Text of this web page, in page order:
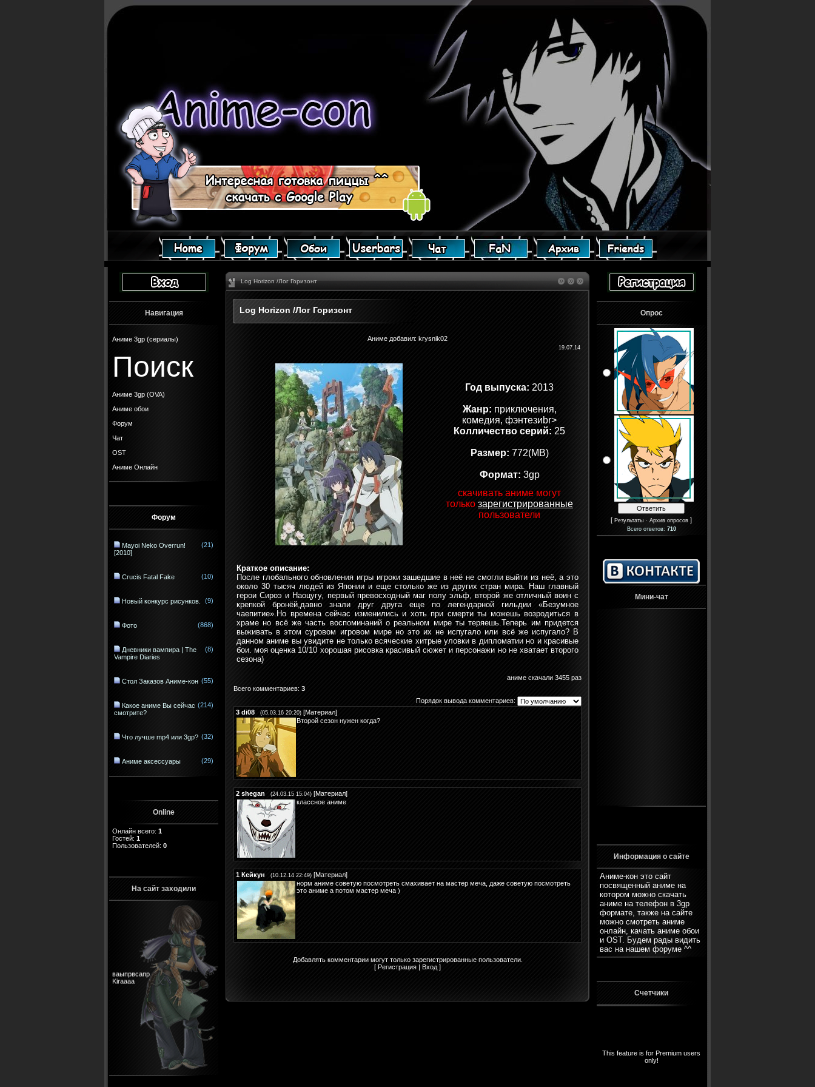
Навигация
Аниме 3gp (сериалы)
Поиск
Аниме 3gp (OVA)
Аниме обои
Форум
Чат
OST
Аниме Онлайн
Форум
Mayoi Neko Overrun!
[2010]
(21)
Crucis Fatal Fake (10)
Новый конкурс рисунков. (9)
Фото (868)
Дневники вампира | The
Vampire Diaries
(8)
Стол Заказов Аниме-кон (55)
Какое аниме Вы сейчас
смотрите?
(214)
Что лучше mp4 или 3gp? (32)
Аниме аксессуары (29)
Online
Онлайн всего: 1
Гостей: 1
Пользователей: 0
На сайт заходили
ваыпрвсапр
Kiraaaa
Log Horizon /Лог Горизонт
Log Horizon /Лог Горизонт
Аниме добавил: krysnik02
19.07.14
Год выпуска: 2013
Жанр: приключения,
комедия, фэнтезиbr>
Колличество серий: 25
Размер: 772(MB)
Формат: 3gp
скачивать аниме могут
только зарегистрированные
пользователи
Краткое описание:
После глобального обновления игры игроки зашедшие в неё не смогли выйти из неё, а это
около 30 тысяч людей из Японии и еще столько же из других стран мира. Наш главный
герои Сироэ и Наоцугу, первый превосходный маг полу эльф, второй же отличный воин с
крепкой бронёй,давно знали друг друга еще по легендарной гильдии «Безумное
чаепитие».Но времена сейчас изменились и хоть при смерти ты можешь возродиться в
храме но всё же часть воспоминаний о реальном мире ты теряешь.Теперь им придется
выживать в этом суровом игровом мире но это их не испугало или всё же испугало? В
данном аниме вы увидите не только всяческие хитрые уловки в дипломатии но и красивые
бои. моя оценка 10/10 хорошая рисовка красивый сюжет и персонажи но не хватает второго
сезона)
аниме скачали 3455 раз
Всего комментариев: 3
Порядок вывода комментариев:
3 di08 (05.03.16 20:20) [Материал]
Второй сезон нужен когда?
2 shegan (24.03.15 15:04) [Материал]
классное аниме
1 Кейкун (10.12.14 22:49) [Материал]
норм аниме советую посмотреть смахивает на мастер меча, даже советую посмотреть
это аниме а потом мастер меча )
Добавлять комментарии могут только зарегистрированные пользователи.
[ Регистрация | Вход ]
Опрос
[ Результаты · Архив опросов ]
Всего ответов: 710
Мини-чат
Информация о сайте
Аниме-кон это сайт
посвященный аниме на
котором можно скачать
аниме на телефон в 3gp
формате, также на сайте
можно смотреть аниме
онлайн, качать аниме обои
и OST. Будем рады видить
вас на нашем форуме ^^
Счетчики
This feature is for Premium users
only!